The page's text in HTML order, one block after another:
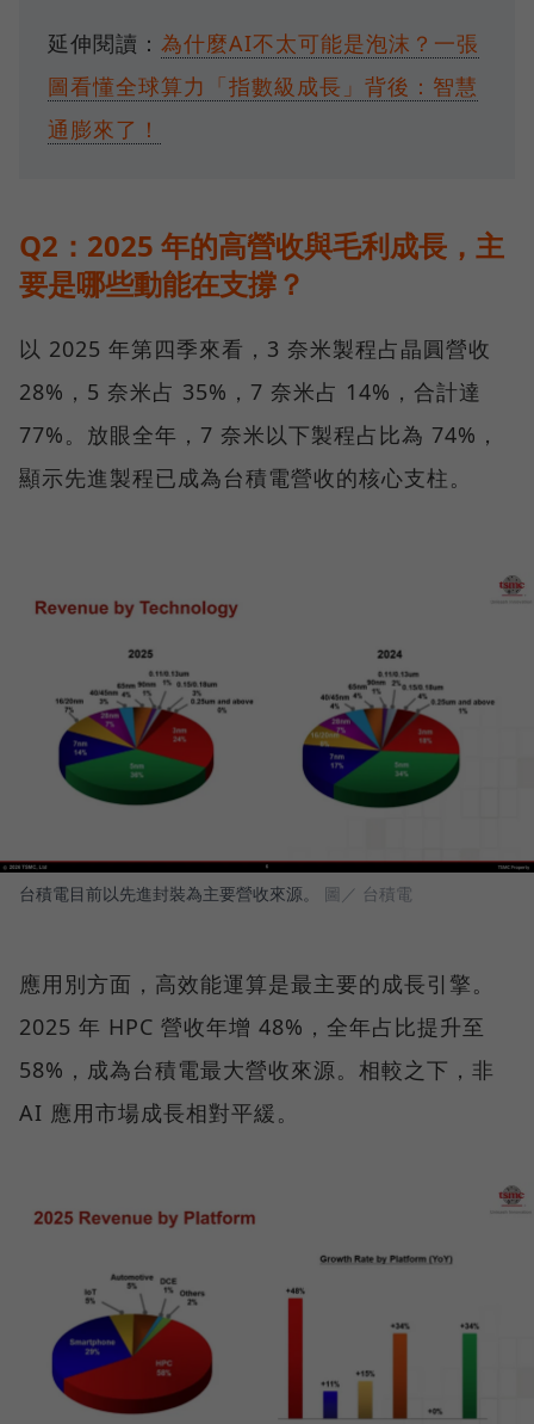
延伸閱讀： 為什麼AI不太可能是泡沫？一張
圖看懂全球算力「指數級成長」背後：智慧
通膨來了！
Q2：2025 年的高營收與毛利成長，主
要是哪些動能在支撐？
以 2025 年第四季來看，3 奈米製程占晶圓營收
28%，5 奈米占 35%，7 奈米占 14%，合計達
77%。放眼全年，7 奈米以下製程占比為 74%，
顯示先進製程已成為台積電營收的核心支柱。
台積電目前以先進封裝為主要營收來源。 圖／ 台積電
應用別方面，高效能運算是最主要的成長引擎。
2025 年 HPC 營收年增 48%，全年占比提升至
58%，成為台積電最大營收來源。相較之下，非
AI 應用市場成長相對平緩。